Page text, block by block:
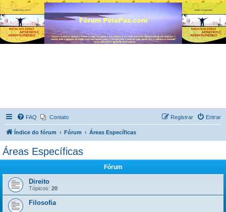
FAQ Contato Entrar
Registrar
Índice do fórum Fórum Áreas Específicas
Áreas Específicas
Fórum
Direito
Tópicos: 20
Filosofia